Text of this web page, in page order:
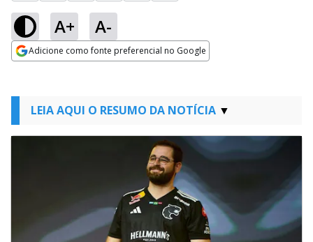
A+ A-
Adicione como fonte preferencial no Google
LEIA AQUI O RESUMO DA NOTÍCIA